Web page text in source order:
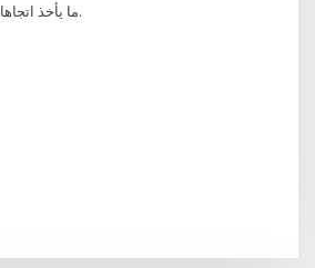
ما يأخذ اتجاهات السعر في عين الاعتبار.